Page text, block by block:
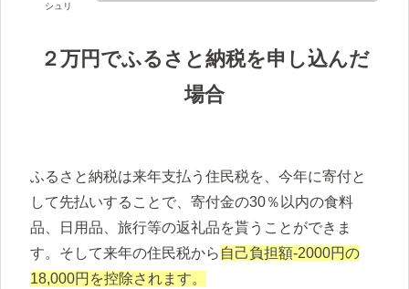
シュリ
２万円でふるさと納税を申し込んだ
場合
ふるさと納税は来年支払う住民税を、今年に寄付と
して先払いすることで、寄付金の30％以内の食料
品、日用品、旅行等の返礼品を貰うことができま
す。そして来年の住民税から 自己負担額-2000円の
18,000円を控除されます。